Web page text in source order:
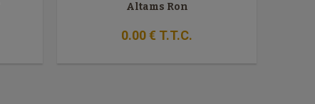
Altams Ron
0.00€ T.T.C.